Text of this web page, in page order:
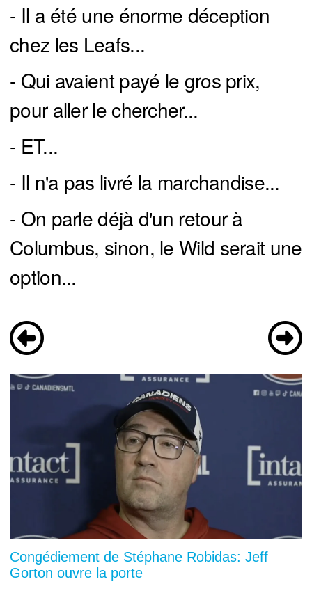
- Il a été une énorme déception
chez les Leafs...
- Qui avaient payé le gros prix,
pour aller le chercher...
- ET...
- Il n'a pas livré la marchandise...
- On parle déjà d'un retour à
Columbus, sinon, le Wild serait une
option...
Congédiement de Stéphane Robidas: Jeff
Gorton ouvre la porte